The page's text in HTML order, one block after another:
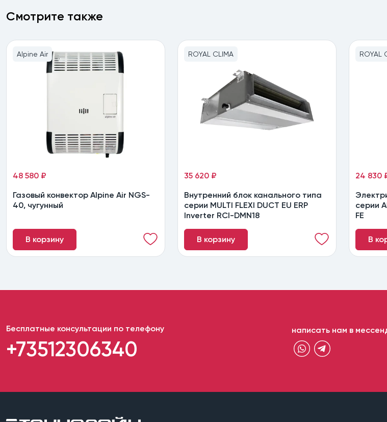
Смотрите также
Alpine Air
Газовый конвектор Alpine Air NGS-
40, чугунный
48 580 ₽
В корзину
ROYAL CLIMA
Внутренний блок канального типа
серии MULTI FLEXI DUCT EU ERP
Inverter RCI-DMN18
35 620 ₽
В корзину
ROYAL
серии
FE
24 830
В
Бесплатные консультации по телефону
+73512306340
написать нам в